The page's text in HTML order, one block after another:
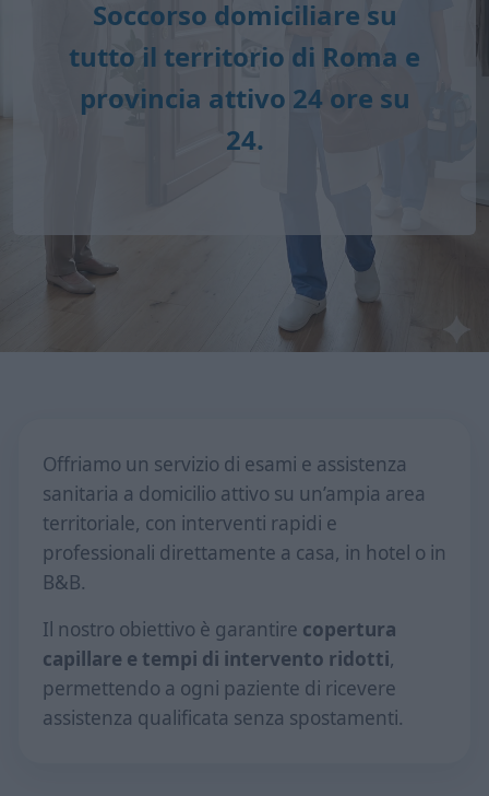
Soccorso domiciliare su
tutto il territorio di Roma e
provincia attivo 24 ore su
24.
Offriamo un servizio di esami e assistenza
sanitaria a domicilio attivo su un’ampia area
territoriale, con interventi rapidi e
professionali direttamente a casa, in hotel o in
B&B.
Il nostro obiettivo è garantire copertura
capillare e tempi di intervento ridotti,
permettendo a ogni paziente di ricevere
assistenza qualificata senza spostamenti.